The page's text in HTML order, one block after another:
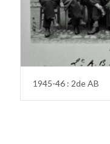
1945-46 : 2de AB